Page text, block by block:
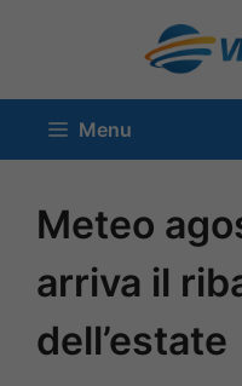
contenuto
Menu
Meteo
arriva il
dell’estate